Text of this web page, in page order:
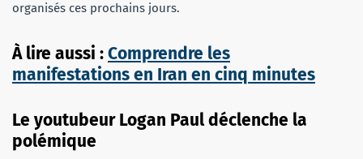
organisés ces prochains jours.
À lire aussi :Comprendre les
manifestations en Iran en cinq minutes
Le youtubeur Logan Paul déclenche la
polémique